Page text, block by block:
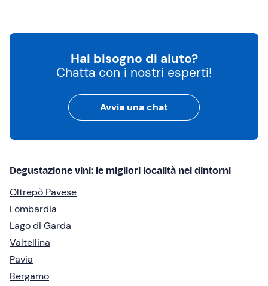
Hai bisogno di aiuto?
Chatta con i nostri esperti!
Avvia una chat
Degustazione vini: le migliori località nei dintorni
Oltrepò Pavese
Lombardia
Lago di Garda
Valtellina
Pavia
Bergamo